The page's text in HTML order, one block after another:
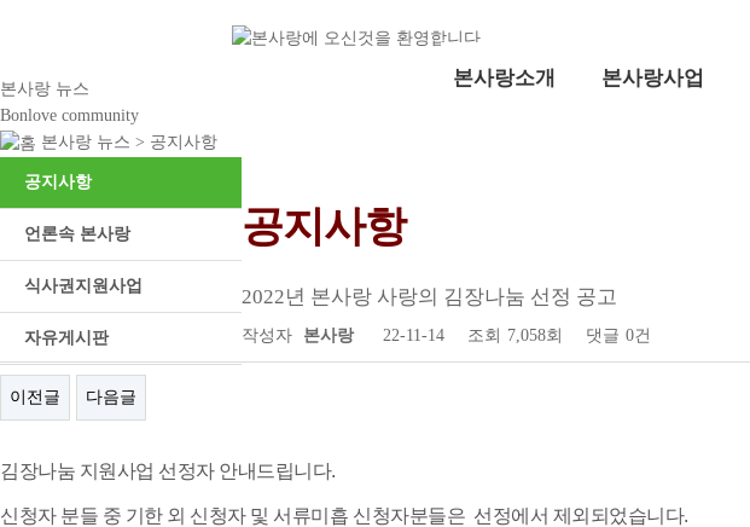
본사랑소개 본사랑사업
본사랑 뉴스
Bonlove community
본사랑 뉴스 > 공지사항
공지사항
언론속 본사랑
식사권지원사업
자유게시판
공지사항
2022년 본사랑 사랑의 김장나눔 선정 공고
작성자 본사랑 22-11-14 조회 7,058회 댓글 0건
이전글 다음글
김장나눔 지원사업 선정자 안내드립니다.
신청자 분들 중 기한 외 신청자 및 서류미흡 신청자분들은 선정에서 제외되었습니다.